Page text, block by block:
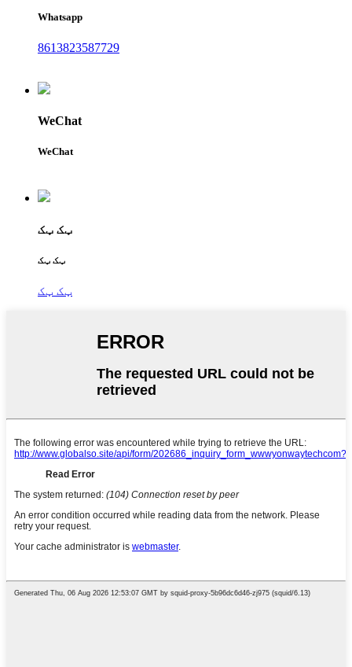
Whatsapp
8613823587729
WeChat
WeChat
ټک ټک
ټک ټک
ټک ټک